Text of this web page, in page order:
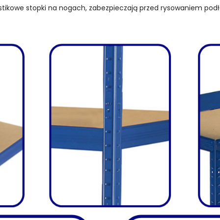
stopki na nogach, zabezpieczają przed rysowaniem